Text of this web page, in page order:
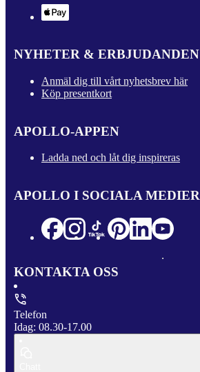
NYHETER & ERBJUDANDEN
Anmäl dig till vårt nyhetsbrev här
Köp presentkort
APOLLO-APPEN
Ladda ned och låt dig inspireras
APOLLO I SOCIALA MEDIER
KONTAKTA OSS
Telefon
Idag: 08.30-17.00